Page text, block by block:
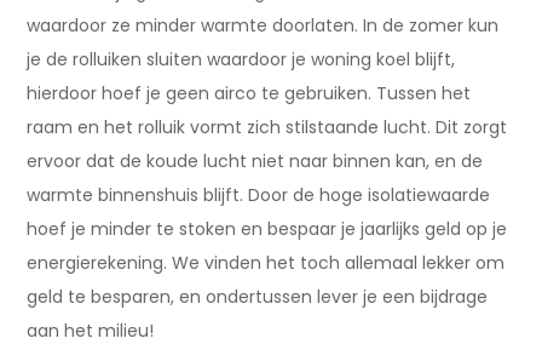
waardoor ze minder warmte doorlaten. In de zomer kun
je de rolluiken sluiten waardoor je woning koel blijft,
hierdoor hoef je geen airco te gebruiken. Tussen het
raam en het rolluik vormt zich stilstaande lucht. Dit zorgt
ervoor dat de koude lucht niet naar binnen kan, en de
warmte binnenshuis blijft. Door de hoge isolatiewaarde
hoef je minder te stoken en bespaar je jaarlijks geld op je
energierekening. We vinden het toch allemaal lekker om
geld te besparen, en ondertussen lever je een bijdrage
aan het milieu!